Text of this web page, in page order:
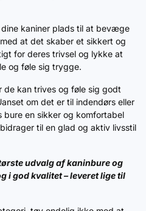
kaniner plads til at bevæge
at det skaber et sikkert og
for deres trivsel og lykke at
og føle sig trygge.
de kan trives og føle sig godt
om det er til indendørs eller
en sikker og komfortabel
til en glad og aktiv livsstil
udvalg af kaninbure og
i god kvalitet – leveret lige til